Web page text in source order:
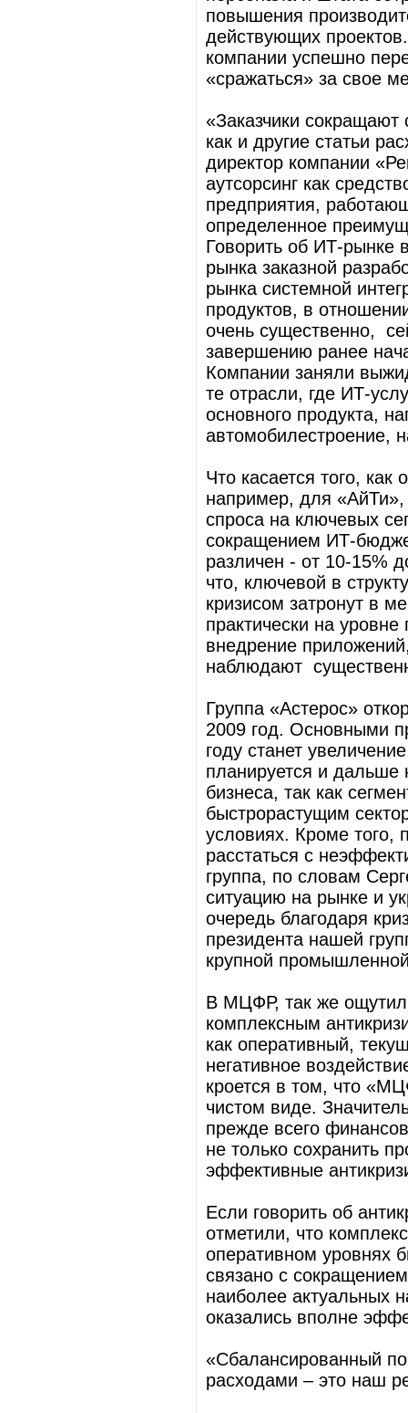
повышения
действующих
компании успешно
«сражаться» за свое
«Заказчики
как и другие статьи
директор компании
аутсорсинг как
предприятия,
определенное
Говорить об ИТ-рынке
рынка заказной
рынка системной
продуктов, в
очень существенно,
завершению ранее
Компании заняли
те отрасли, где ИТ-
основного продукта,
автомобилестроение,
Что касается того, как
например, для «АйТи»,
спроса на ключевых
сокращением ИТ-
различен - от 10-15%
что, ключевой в
кризисом затронут в
практически на
внедрение
наблюдают
Группа «Астерос»
2009 год. Основными
году станет
планируется и
бизнеса, так как
быстрорастущим
условиях. Кроме того,
расстаться с
группа, по словам
ситуацию на рынке и
очередь благодаря
президента нашей
крупной
В МЦФР, так же
комплексным
как оперативный,
негативное
кроется в том, что
чистом виде.
прежде всего
не только сохранить
эффективные
Если говорить об
отметили, что
оперативном уровнях
связано с
наиболее актуальных
оказались вполне
«Сбалансированный
расходами – это наш